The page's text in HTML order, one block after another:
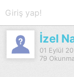
Giriş yap!
İzel
01 Eylül
79